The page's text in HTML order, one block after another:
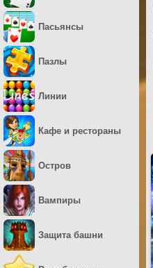
Пасьянсы
Пазлы
Линии
Кафе и рестораны
Остров
Вампиры
Защита башни